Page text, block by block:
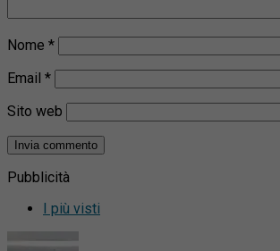
Nome *
Email *
Sito web
Pubblicità
I più visti